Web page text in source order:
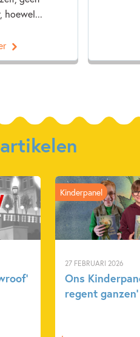
hoewel...
27 FEBRUARI 2026
Ons
regent ganzen’
Kinderpanel